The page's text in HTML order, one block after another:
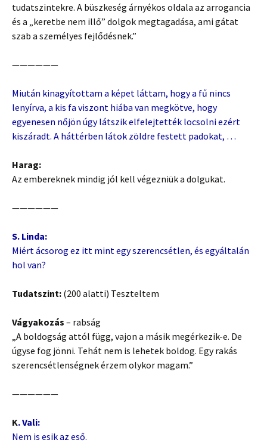
tudatszintekre. A büszkeség árnyékos oldala az arrogancia
és a „keretbe nem illő” dolgok megtagadása, ami gátat
szab a személyes fejlődésnek.”
——————
Miután kinagyítottam a képet láttam, hogy a fű nincs
lenyírva, a kis fa viszont hiába van megkötve, hogy
egyenesen nőjön úgy látszik elfelejtették locsolni ezért
kiszáradt. A háttérben látok zöldre festett padokat, …
Harag:
Az embereknek mindig jól kell végezniük a dolgukat.
——————
S. Linda:
Miért ácsorog ez itt mint egy szerencsétlen, és egyáltalán
hol van?
Tudatszint: (200 alatti) Teszteltem
Vágyakozás – rabság
„A boldogság attól függ, vajon a másik megérkezik-e. De
úgyse fog jönni. Tehát nem is lehetek boldog. Egy rakás
szerencsétlenségnek érzem olykor magam.”
——————
K. Vali:
Nem is esik az eső.